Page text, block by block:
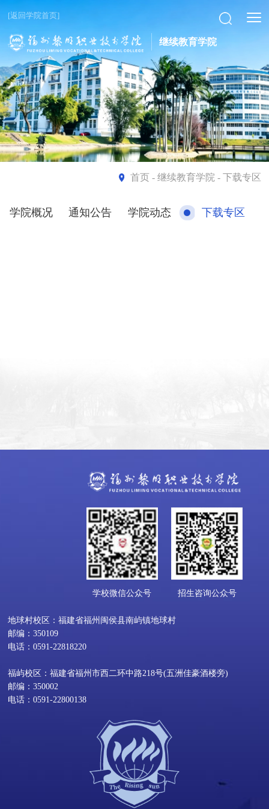
[返回学院首页]
继续教育学院
首页- 继续教育学院 - 下载专区
学院概况 通知公告 学院动态 下载专区
学校微信公众号 招生咨询公众号
地球村校区：福建省福州闽侯县南屿镇地球村
邮编：350109
电话：0591-22818220
福屿校区：福建省福州市西二环中路218号(五洲佳豪酒楼旁)
邮编：350002
电话：0591-22800138